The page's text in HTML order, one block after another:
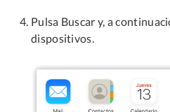
Pulsa Buscar y, a
dispositivos.